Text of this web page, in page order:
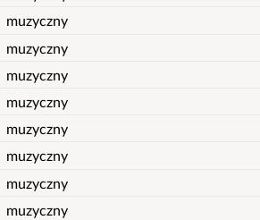
muzyczny
muzyczny
muzyczny
muzyczny
muzyczny
muzyczny
muzyczny
muzyczny